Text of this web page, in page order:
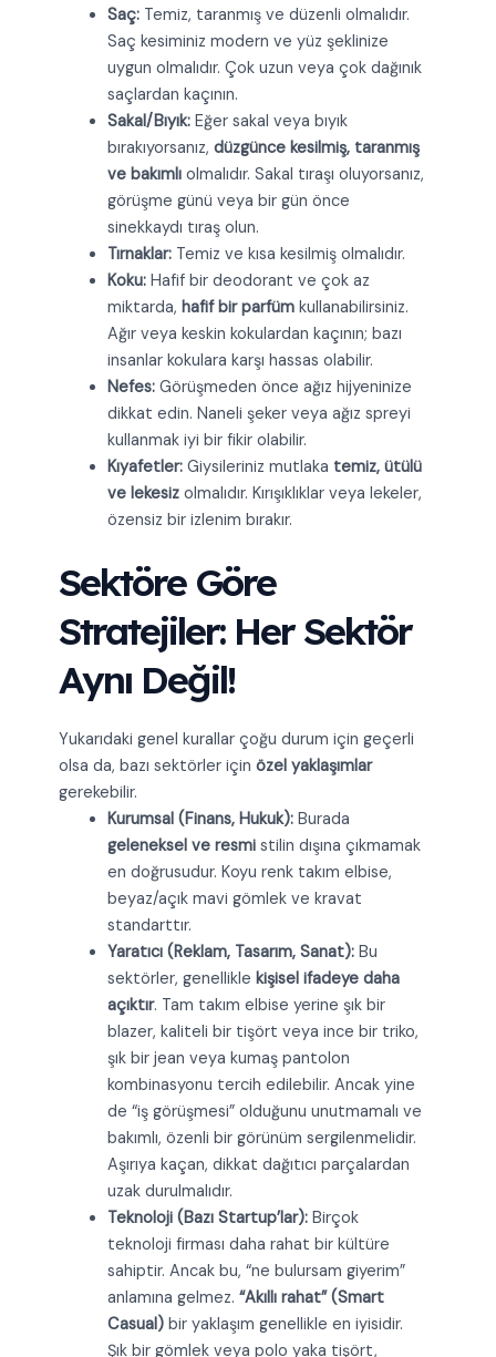
Saç:Temiz, taranmış ve düzenli olmalıdır.
Saç kesiminiz modern ve yüz şeklinize
uygun olmalıdır. Çok uzun veya çok dağınık
saçlardan kaçının.
Sakal/Bıyık:Eğer sakal veya bıyık
bırakıyorsanız, düzgünce kesilmiş, taranmış
ve bakımlıolmalıdır. Sakal tıraşı oluyorsanız,
görüşme günü veya bir gün önce
sinekkaydı tıraş olun.
Tırnaklar:Temiz ve kısa kesilmiş olmalıdır.
Koku:Hafif bir deodorant ve çok az
miktarda, hafif bir parfümkullanabilirsiniz.
Ağır veya keskin kokulardan kaçının; bazı
insanlar kokulara karşı hassas olabilir.
Nefes:Görüşmeden önce ağız hijyeninize
dikkat edin. Naneli şeker veya ağız spreyi
kullanmak iyi bir fikir olabilir.
Kıyafetler:Giysileriniz mutlaka temiz, ütülü
ve lekesizolmalıdır. Kırışıklıklar veya lekeler,
özensiz bir izlenim bırakır.
Sektöre Göre
Stratejiler: Her Sektör
Aynı Değil!
Yukarıdaki genel kurallar çoğu durum için geçerli
olsa da, bazı sektörler için özel yaklaşımlar
gerekebilir.
Kurumsal (Finans, Hukuk):Burada
geleneksel ve resmistilin dışına çıkmamak
en doğrusudur. Koyu renk takım elbise,
beyaz/açık mavi gömlek ve kravat
standarttır.
Yaratıcı (Reklam, Tasarım, Sanat):Bu
sektörler, genellikle kişisel ifadeye daha
açıktır. Tam takım elbise yerine şık bir
blazer, kaliteli bir tişört veya ince bir triko,
şık bir jean veya kumaş pantolon
kombinasyonu tercih edilebilir. Ancak yine
de “iş görüşmesi” olduğunu unutmamalı ve
bakımlı, özenli bir görünüm sergilenmelidir.
Aşırıya kaçan, dikkat dağıtıcı parçalardan
uzak durulmalıdır.
Teknoloji (Bazı Startup’lar):Birçok
teknoloji firması daha rahat bir kültüre
sahiptir. Ancak bu, “ne bulursam giyerim”
anlamına gelmez. “Akıllı rahat” (Smart
Casual)bir yaklaşım genellikle en iyisidir.
Şık bir gömlek veya polo yaka tişört,